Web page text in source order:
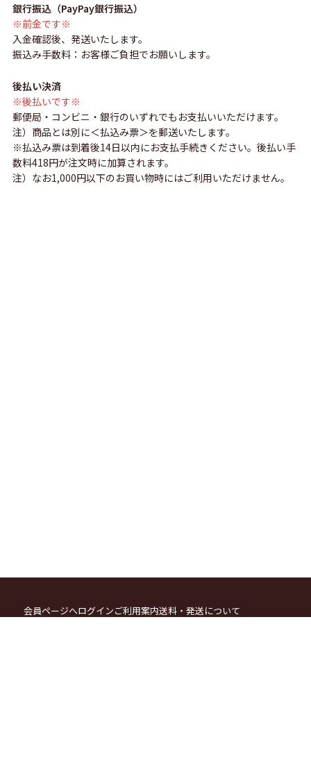
銀行振込（PayPay銀行振込）
※前金です※
入金確認後、発送いたします。
振込み手数料：お客様ご負担でお願いします。
後払い決済
※後払いです※
郵便局・コンビニ・銀行のいずれでもお支払いいただけます。
注）商品とは別に＜払込み票＞を郵送いたします。
※払込み票は到着後14日以内にお支払手続きください。後払い手
数料418円が注文時に加算されます。
注）なお1,000円以下のお買い物時にはご利用いただけません。
会員ページへログインご利用案内送料・発送について
お支払方法についてカートをみる